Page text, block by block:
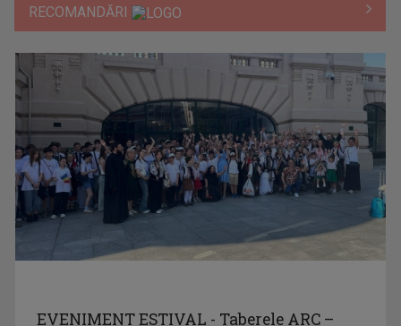
RECOMANDĂRI
EVENIMENT ESTIVAL - Taberele ARC –